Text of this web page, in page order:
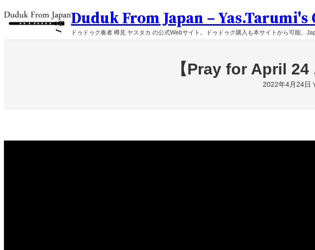
容
ス
Duduk From Japan –
ドゥドゥク奏者 樽見 ヤスタカ の公式Webサイト。ドゥドゥク購入も本サイトから可能。
【Pray for April
2022年4月24日